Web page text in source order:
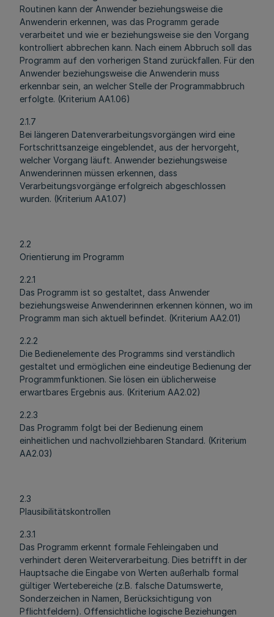
Routinen kann der Anwender beziehungsweise die
Anwenderin erkennen, was das Programm gerade
verarbeitet und wie er beziehungsweise sie den Vorgang
kontrolliert abbrechen kann. Nach einem Abbruch soll das
Programm auf den vorherigen Stand zurückfallen. Für den
Anwender beziehungsweise die Anwenderin muss
erkennbar sein, an welcher Stelle der Programmabbruch
erfolgte. (Kriterium AA1.06)
2.1.7
Bei längeren Datenverarbeitungsvorgängen wird eine
Fortschrittsanzeige eingeblendet, aus der hervorgeht,
welcher Vorgang läuft. Anwender beziehungsweise
Anwenderinnen müssen erkennen, dass
Verarbeitungsvorgänge erfolgreich abgeschlossen
wurden. (Kriterium AA1.07)
2.2
Orientierung im Programm
2.2.1
Das Programm ist so gestaltet, dass Anwender
beziehungsweise Anwenderinnen erkennen können, wo im
Programm man sich aktuell befindet. (Kriterium AA2.01)
2.2.2
Die Bedienelemente des Programms sind verständlich
gestaltet und ermöglichen eine eindeutige Bedienung der
Programmfunktionen. Sie lösen ein üblicherweise
erwartbares Ergebnis aus. (Kriterium AA2.02)
2.2.3
Das Programm folgt bei der Bedienung einem
einheitlichen und nachvollziehbaren Standard. (Kriterium
AA2.03)
2.3
Plausibilitätskontrollen
2.3.1
Das Programm erkennt formale Fehleingaben und
verhindert deren Weiterverarbeitung. Dies betrifft in der
Hauptsache die Eingabe von Werten außerhalb formal
gültiger Wertebereiche (z.B. falsche Datumswerte,
Sonderzeichen in Namen, Berücksichtigung von
Pflichtfeldern). Offensichtliche logische Beziehungen